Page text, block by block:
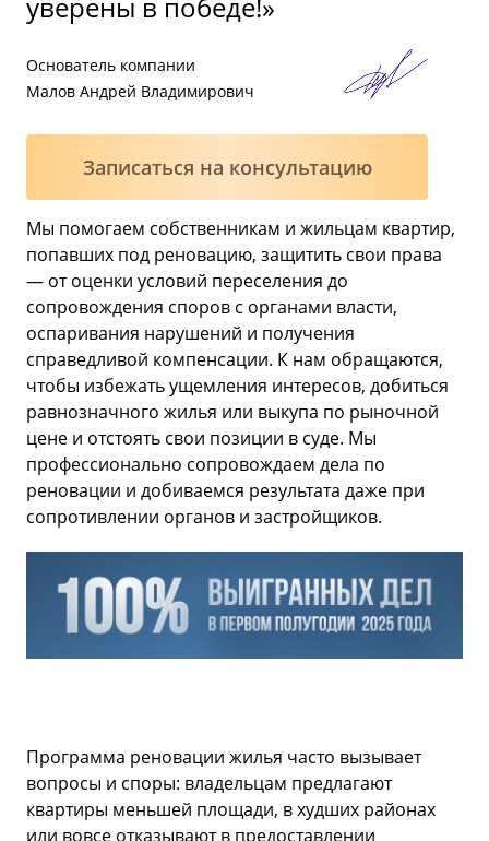
Основатель компании
Малов Андрей Владимирович
Записаться на консультацию
Мы помогаем собственникам и жильцам квартир,
попавших под реновацию, защитить свои права
— от оценки условий переселения до
сопровождения споров с органами власти,
оспаривания нарушений и получения
справедливой компенсации. К нам обращаются,
чтобы избежать ущемления интересов, добиться
равнозначного жилья или выкупа по рыночной
цене и отстоять свои позиции в суде. Мы
профессионально сопровождаем дела по
реновации и добиваемся результата даже при
сопротивлении органов и застройщиков.
Программа реновации жилья часто вызывает
вопросы и споры: владельцам предлагают
квартиры меньшей площади, в худших районах
или вовсе отказывают в предоставлении